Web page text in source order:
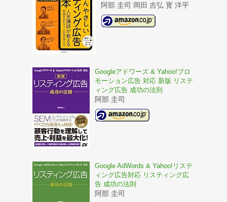
阿部 圭司 岡田 吉弘 寳 洋平
Googleアドワーズ & Yahoo!プロ
モーション広告 対応 新版 リステ
ィング広告 成功の法則
阿部 圭司
Google AdWords & Yahoo!リステ
ィング広告対応 リスティング広
告 成功の法則
阿部 圭司